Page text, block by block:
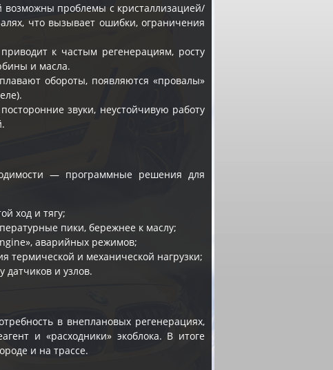
возможны проблемы с кристаллизацией/
что вызывает ошибки, ограничения
к частым регенерациям, росту
и масла.
обороты, появляются «провалы»
звуки, неустойчивую работу
— программные решения для
ход и тягу;
пики, бережнее к маслу;
аварийных режимов;
термической и механической нагрузки;
датчиков и узлов.
в внеплановых регенерациях,
и «расходники» экоблока. В итоге
и на трассе.